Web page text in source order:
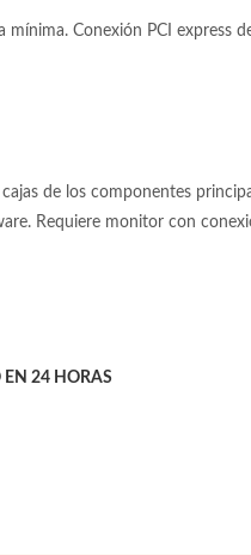
Conexión PCI express
de los componentes
Requiere monitor con
EN 24 HORAS